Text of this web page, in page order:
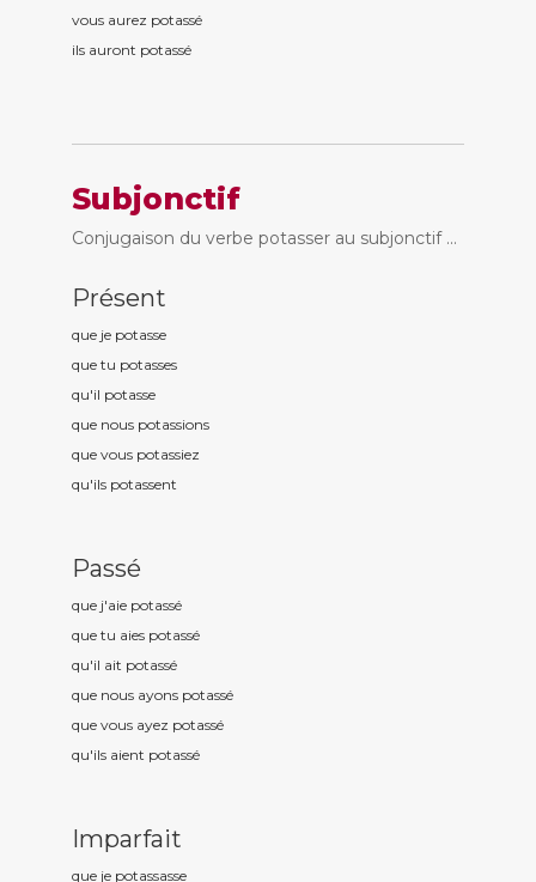
vous aurez potassé
ils auront potassé
Subjonctif
Conjugaison du verbe potasser au subjonctif ...
Présent
que je potasse
que tu potasses
qu'il potasse
que nous potassions
que vous potassiez
qu'ils potassent
Passé
que j'aie potassé
que tu aies potassé
qu'il ait potassé
que nous ayons potassé
que vous ayez potassé
qu'ils aient potassé
Imparfait
que je potassasse